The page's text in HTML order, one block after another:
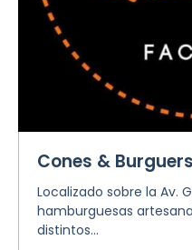
Cones & Burguers
Localizado sobre la Av.
hamburguesas
distintos...